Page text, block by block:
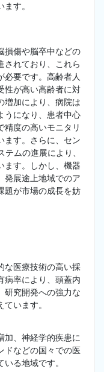
す。
損傷や脳卒中などの
されており、これら
必要です。高齢者人
性が高い高齢者に対
増加により、病院は
うになり、患者中心
精度の高いモニタリ
ます。さらに、セン
ムの進展により、
ます。しかし、機器
発展途上地域でのア
題が市場の成長を妨
な医療技術の高い採
病率により、頭蓋内
研究開発への強力な
います。
加、神経学的疾患に
ドなどの国々での医
る地域です。